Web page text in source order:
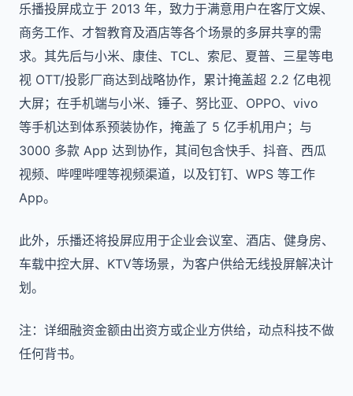
乐播投屏成立于 2013 年，致力于满意用户在客厅文娱、
商务工作、才智教育及酒店等各个场景的多屏共享的需
求。其先后与小米、康佳、TCL、索尼、夏普、三星等电
视 OTT/投影厂商达到战略协作，累计掩盖超 2.2 亿电视
大屏；在手机端与小米、锤子、努比亚、OPPO、vivo
等手机达到体系预装协作，掩盖了 5 亿手机用户；与
3000 多款 App 达到协作，其间包含快手、抖音、西瓜
视频、哔哩哔哩等视频渠道，以及钉钉、WPS 等工作
App。
此外，乐播还将投屏应用于企业会议室、酒店、健身房、
车载中控大屏、KTV等场景，为客户供给无线投屏解决计
划。
注：详细融资金额由出资方或企业方供给，动点科技不做
任何背书。